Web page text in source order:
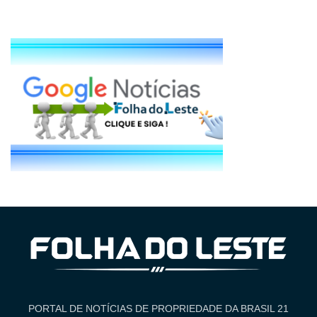
PORTAL DE NOTÍCIAS DE PROPRIEDADE DA BRASIL 21